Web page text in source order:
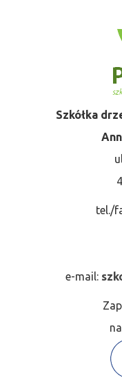
Szkółka
tel./
e-mail: